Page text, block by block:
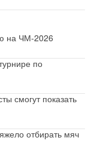
на ЧМ-2026
по
смогут показать
отбирать мяч